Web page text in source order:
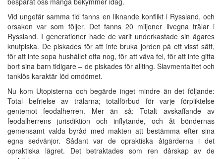
Vid ungefär samma tid fanns en liknande konflikt i Ryssland, och
orsaken var som följer. Det fanns 20 miljoner livegna trälar i
Ryssland. I generationer hade de varit underkastade sin ägares
knutpiska. De piskades för att inte bruka jorden på ett visst sätt,
för att inte sopa hushållet ofta nog, för att väva fel, för att inte gifta
bort sina barn tidigare – de piskades för allting. Slavmentalitet och
tanklös karaktär löd omdömet.
Nu kom Utopisterna och begärde inget mindre än det följande:
Total befrielse av trälarna; totalförbud för varje förpliktelse
gentemot feodalherren. Mer än så: Totalt avskaffande av
feodalherrens jurisdiktion och inflytande, och åt böndernas
gemensamt valda byråd med makten att bestämma efter sina
egna sedvänjor. Sådant var de opraktiska åtgärderna i det
opraktiska lägret. Det betraktades som ren dårskap av de